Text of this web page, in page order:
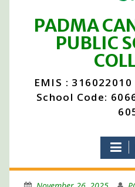
PADMA
PUBLIC
EMIS :
School Code: